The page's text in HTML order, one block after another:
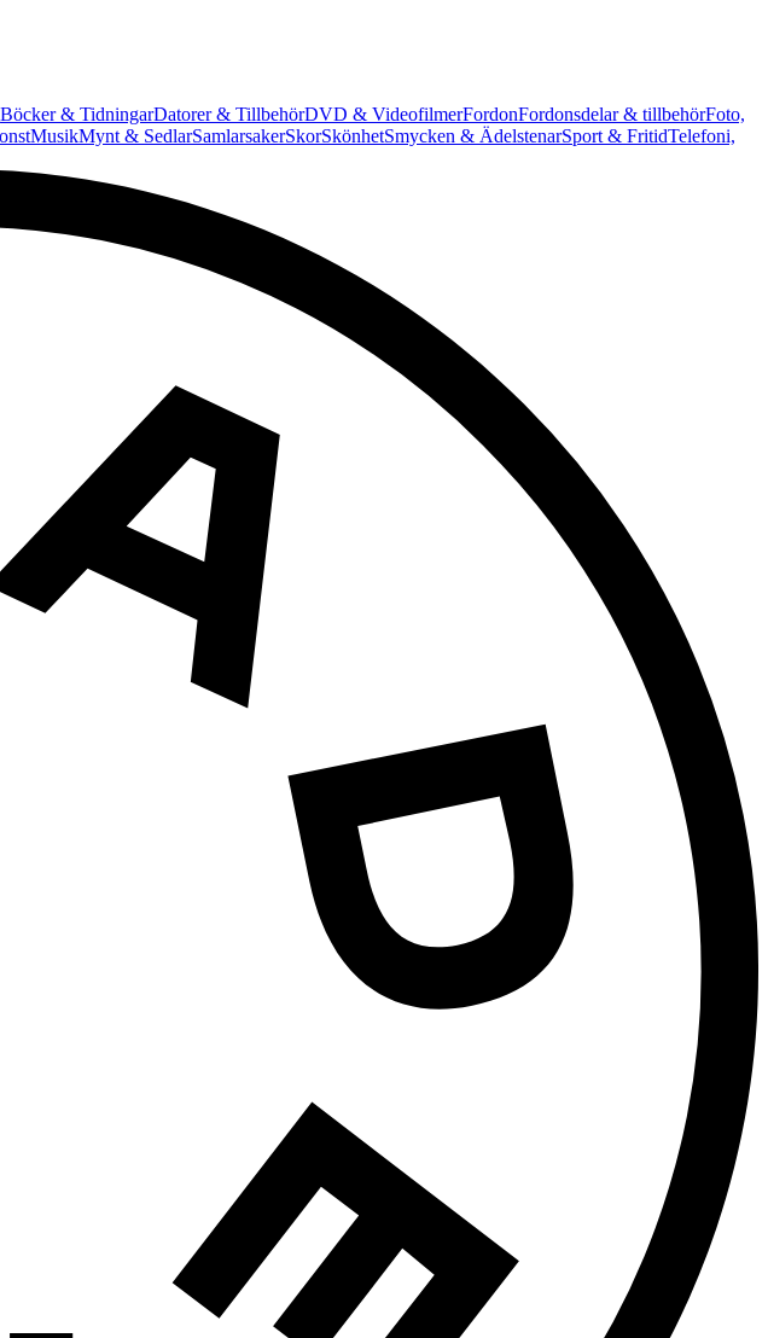
Böcker & TidningarDatorer & TillbehörDVD & VideofilmerFordonFordonsdelar & tillbehörFoto,
MusikMynt & SedlarSamlarsakerSkorSkönhetSmycken & ÄdelstenarSport & FritidTelefoni,